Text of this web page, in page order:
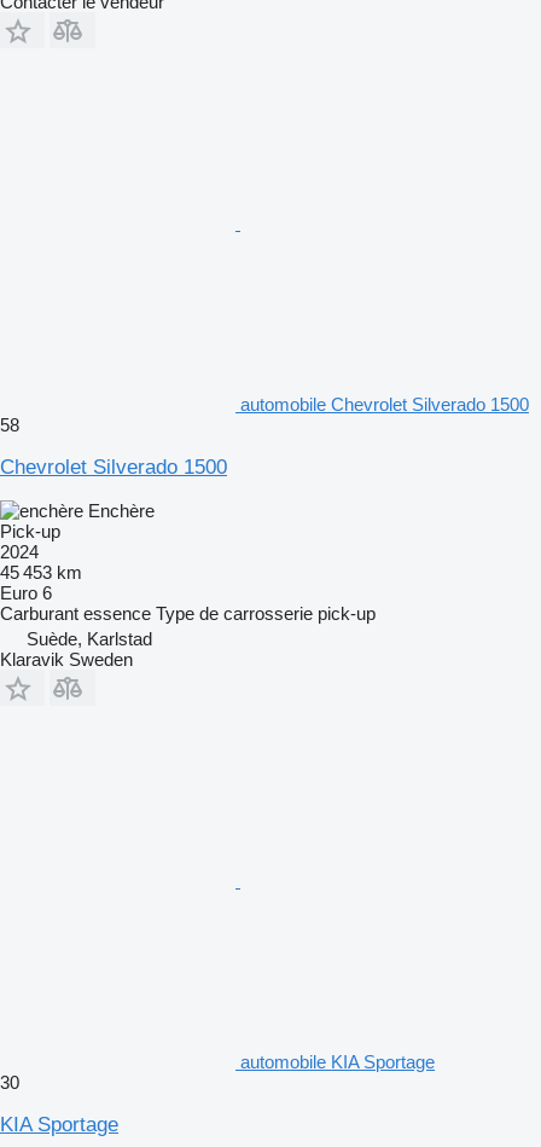
automobile Chevrolet Silverado 1500
58
Chevrolet Silverado 1500
Enchère
Pick-up
2024
45 453 km
Euro 6
Carburant essence Type de carrosserie pick-up
Suède, Karlstad
Klaravik Sweden
automobile KIA Sportage
30
KIA Sportage